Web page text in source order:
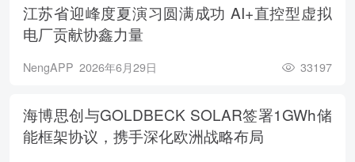
江苏省迎峰度夏演习圆满成功 AI+直控型虚拟
电厂贡献协鑫力量
NengAPP 2026年6月29日 33197
海博思创与GOLDBECK SOLAR签署1GWh储
能框架协议，携手深化欧洲战略布局